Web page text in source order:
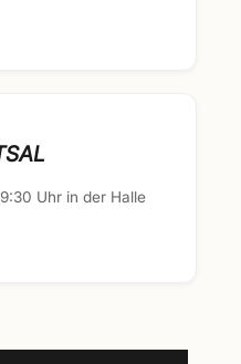
Uhr in der Halle